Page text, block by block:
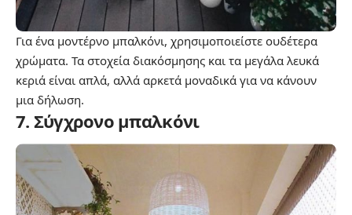
Για ένα μοντέρνο μπαλκόνι, χρησιμοποιείστε ουδέτερα
χρώματα. Τα στοχεία διακόσμησης και τα μεγάλα λευκά
κεριά είναι απλά, αλλά αρκετά μοναδικά για να κάνουν
μια δήλωση.
7. Σύγχρονο μπαλκόνι